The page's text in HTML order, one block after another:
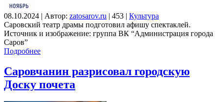
08.10.2024 | Автор: zatosarov.ru | 453 | Культура
Саровский театр драмы подготовил афишу спектаклей.
Источник и изображение: группа ВК “Администрация города
Саров”
Подробнее
Саровчанин разрисовал городскую
Доску почета